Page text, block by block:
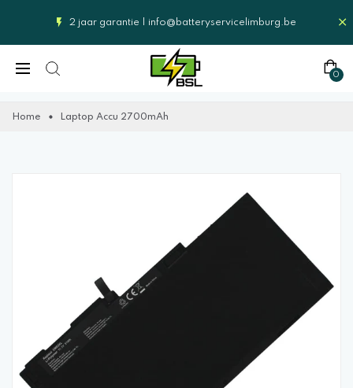
2 jaar garantie | info@batteryservicelimburg.be
0
Home Laptop Accu 2700mAh